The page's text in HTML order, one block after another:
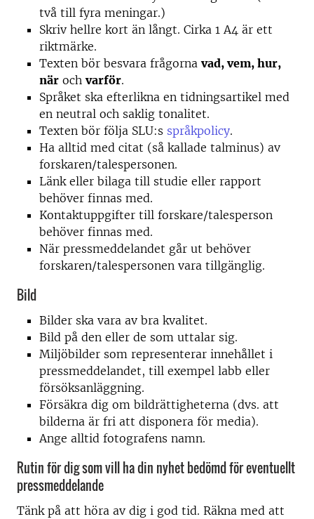
två till fyra meningar.)
Skriv hellre kort än långt. Cirka 1 A4 är ett
riktmärke.
Texten bör besvara frågornavad, vem, hur,
när ochvarför.
Språket ska efterlikna en tidningsartikel med
en neutral och saklig tonalitet.
Texten bör följa SLU:s språkpolicy.
Ha alltid med citat (så kallade talminus) av
forskaren/talespersonen.
Länk eller bilaga till studie eller rapport
behöver finnas med.
Kontaktuppgifter till forskare/talesperson
behöver finnas med.
När pressmeddelandet går ut behöver
forskaren/talespersonen vara tillgänglig.
Bild
Bilder ska vara av bra kvalitet.
Bild på den eller de som uttalar sig.
Miljöbilder som representerar innehållet i
pressmeddelandet, till exempel labb eller
försöksanläggning.
Försäkra dig om bildrättigheterna (dvs. att
bilderna är fri att disponera för media).
Ange alltid fotografens namn.
Rutin för dig som vill ha din nyhet bedömd för eventuellt
pressmeddelande
Tänk på att höra av dig i god tid. Räkna med att